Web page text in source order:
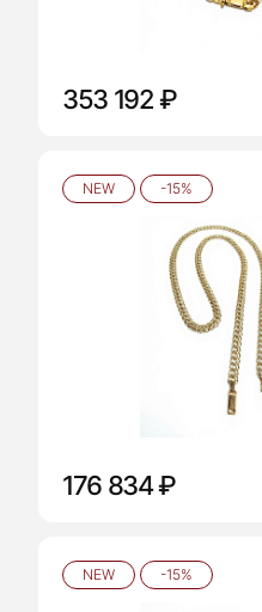
353 192 ₽
NEW -15%
176 834 ₽
NEW -15%